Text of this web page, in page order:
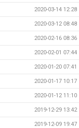
2020-03-14 12:28
2020-03-12 08:48
2020-02-16 08:36
2020-02-01 07:44
2020-01-20 07:41
2020-01-17 10:17
2020-01-12 11:10
2019-12-29 13:42
2019-12-09 19:47